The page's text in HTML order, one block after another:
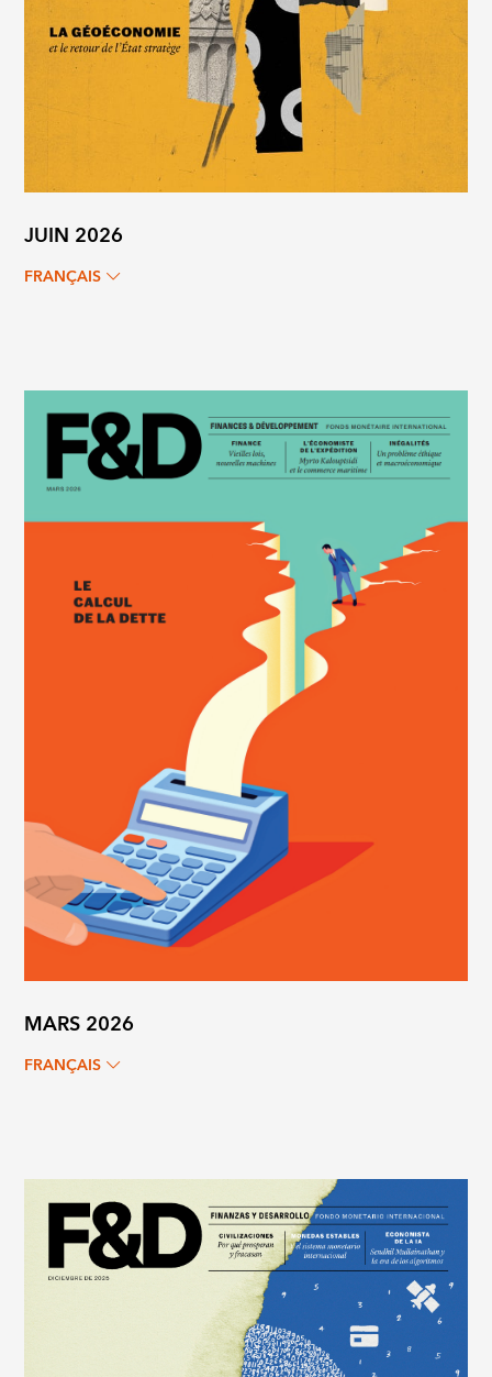
JUIN 2026
FRANÇAIS
MARS 2026
FRANÇAIS